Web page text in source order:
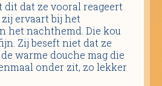
dit dat ze vooral reageert
ervaart bij het
het nachthemd. Die kou
Zij beseft niet dat ze
warme douche mag die
onder zit, zo lekker